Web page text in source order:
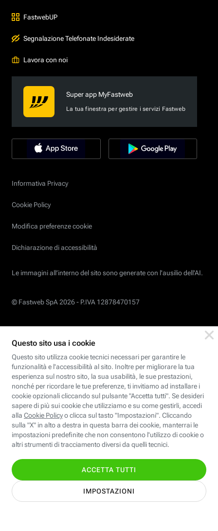
FastwebUP
Segnalazione Telefonate Indesiderate
Lavora con noi
Super app MyFastweb
La tua finestra per gestire i servizi Fastweb
Informativa Privacy
Cookie Policy
Modifica preferenze cookie
Dichiarazione di accessibilità
Le immagini all’interno del sito sono generate con l'ausilio dell'AI.
© Fastweb SpA 2026 - P.IVA 12878470157